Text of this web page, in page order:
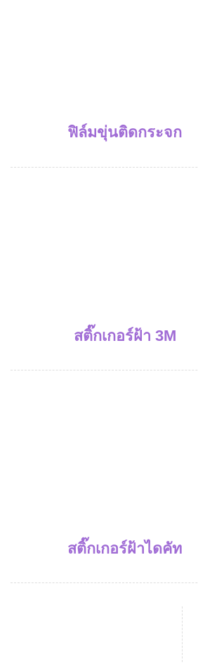
ฟิล์มขุ่นติดกระจก
สติ๊กเกอร์ฝ้า 3M
สติ๊กเกอร์ฝ้าไดคัท